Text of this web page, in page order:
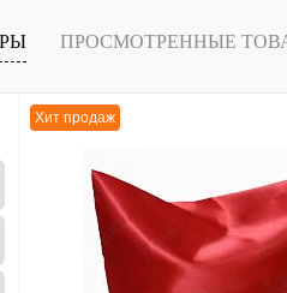
ПРОСМОТРЕННЫЕ
Хит продаж